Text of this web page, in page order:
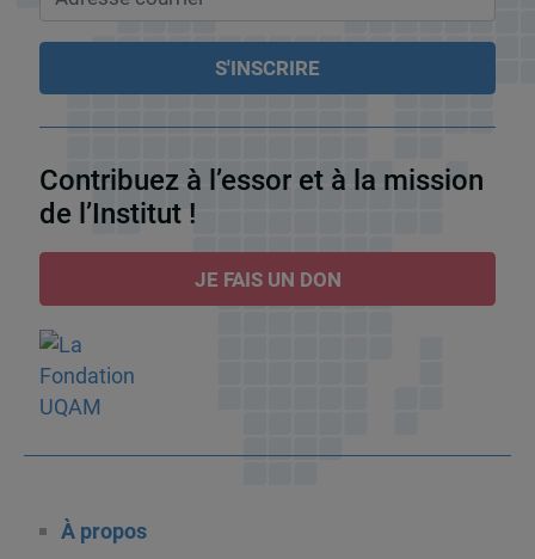
Contribuez à l’essor et à la mission
de l’Institut !
JE FAIS UN DON
À propos